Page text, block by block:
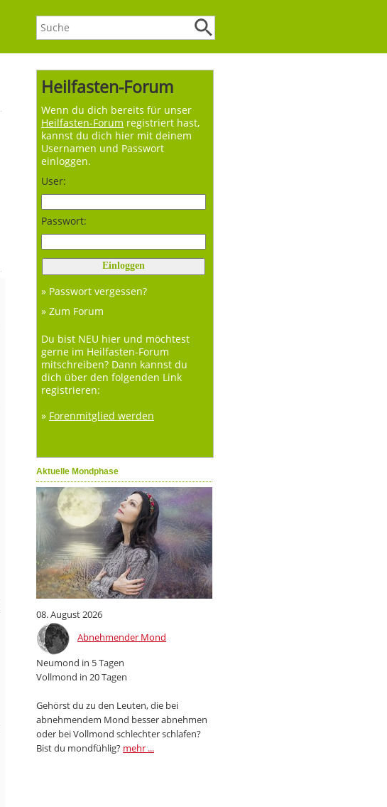
Heilfasten-Forum
Wenn du dich bereits für unser
Heilfasten-Forum registriert hast,
kannst du dich hier mit deinem
Usernamen und Passwort
einloggen.
User:
Passwort:
» Passwort vergessen?
» Zum Forum
Du bist NEU hier und möchtest
gerne im Heilfasten-Forum
mitschreiben? Dann kannst du
dich über den folgenden Link
registrieren:
» Forenmitglied werden
Aktuelle Mondphase
08. August 2026
Abnehmender Mond
Neumond in 5 Tagen
Vollmond in 20 Tagen
Gehörst du zu den Leuten, die bei
abnehmendem Mond besser abnehmen
oder bei Vollmond schlechter schlafen?
Bist du mondfühlig? mehr ...